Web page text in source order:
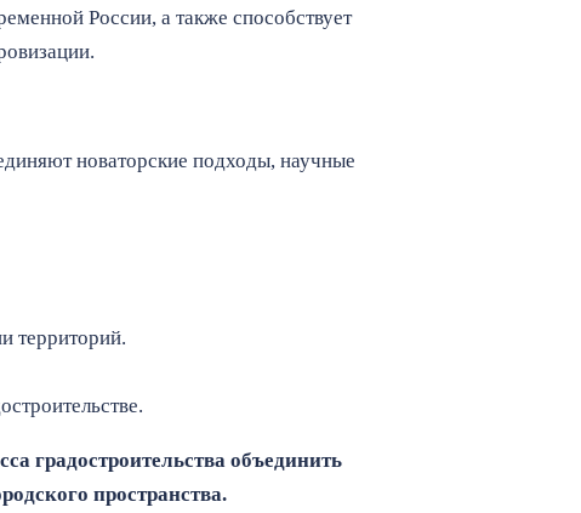
России, а также способствует
новаторские подходы, научные
территорий.
градостроительства объединить
пространства.